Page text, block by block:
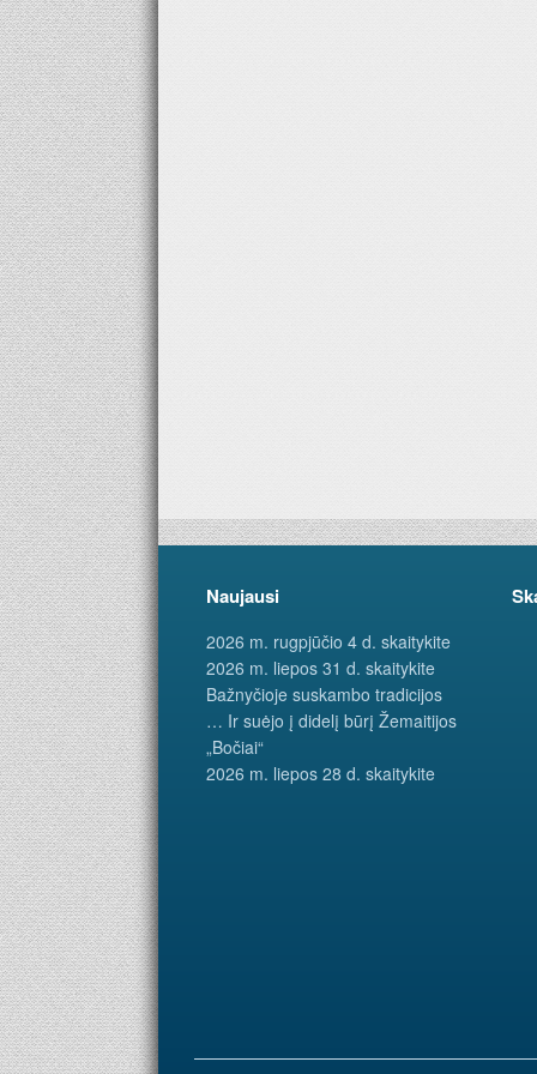
Naujausi
2026 m. rugpjūčio 4 d. skaitykite
2026 m. liepos 31 d. skaitykite
Bažnyčioje suskambo tradicijos
… Ir suėjo į didelį būrį Žemaitijos
„Bočiai“
2026 m. liepos 28 d. skaitykite